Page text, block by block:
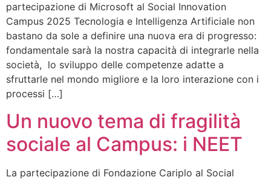
partecipazione di Microsoft al Social Innovation
Campus 2025 Tecnologia e Intelligenza Artificiale non
bastano da sole a definire una nuova era di progresso:
fondamentale sarà la nostra capacità di integrarle nella
società, lo sviluppo delle competenze adatte a
sfruttarle nel mondo migliore e la loro interazione con i
processi […]
Un nuovo tema di fragilità
sociale al Campus: i NEET
La partecipazione di Fondazione Cariplo al Social